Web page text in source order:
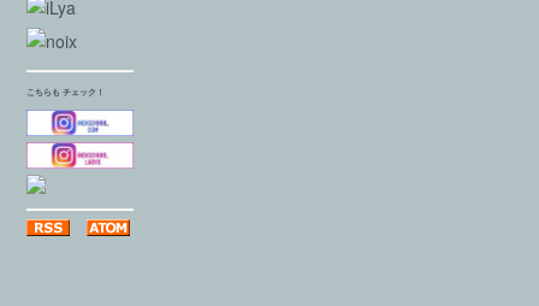
こちらも チェック！